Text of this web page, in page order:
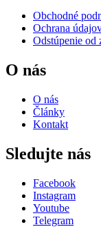
Obchodné
Ochrana
Odstúpenie od
O nás
O nás
Články
Kontakt
Sledujte nás
Facebook
Instagram
Youtube
Telegram